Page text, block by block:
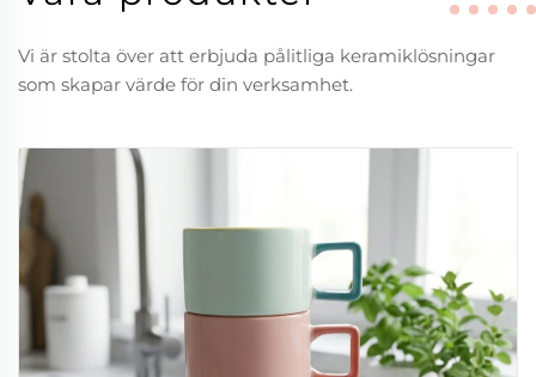
Vi är stolta över att erbjuda pålitliga keramiklösningar
som skapar värde för din verksamhet.